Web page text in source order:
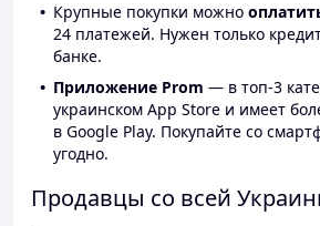
Крупные покупки можно
24 платежей. Нужен только
банке.
Приложение Prom — в топ-3
украинском App Store и имеет
в Google Play. Покупайте со
угодно.
Продавцы со всей